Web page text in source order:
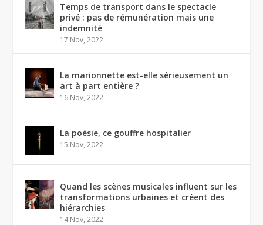
Temps de transport dans le spectacle
privé : pas de rémunération mais une
indemnité
17 Nov, 2022
La marionnette est-elle sérieusement un
art à part entière ?
16 Nov, 2022
La poésie, ce gouffre hospitalier
15 Nov, 2022
Quand les scènes musicales influent sur les
transformations urbaines et créent des
hiérarchies
14 Nov, 2022